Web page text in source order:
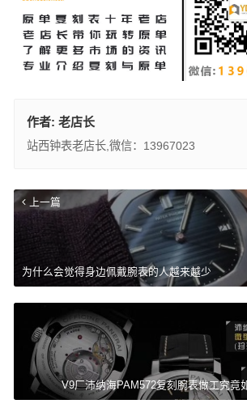
作者: 老店长
站西钟表老店长,微信：13967023
上一篇
为什么会觉得身边佩戴腕表的人越来越少
V9厂沛纳海PAM572复刻腕表做工究竟